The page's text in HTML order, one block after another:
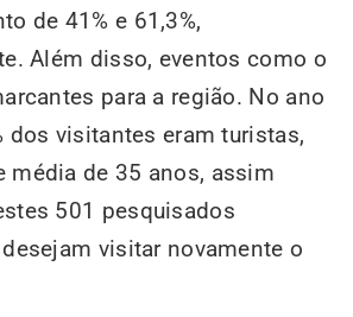
de 41% e 61,3%,
Além disso, eventos como o
para a região. No ano
dos visitantes eram turistas,
média de 35 anos, assim
501 pesquisados
visitar novamente o